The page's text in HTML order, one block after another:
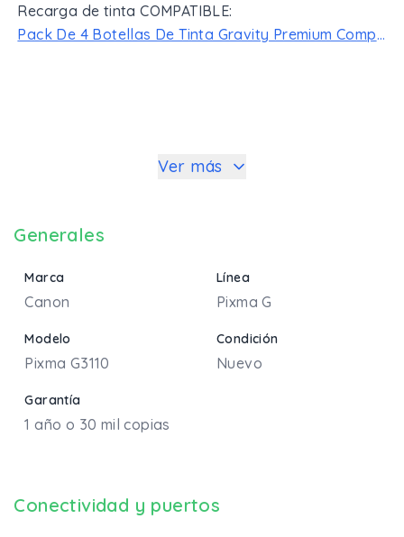
Recarga de tinta COMPATIBLE:
Pack De 4 Botellas De Tinta Gravity Premium Compatibles Canon GI-190
Ver más
Generales
Marca
Canon
Línea
Pixma G
Modelo
Pixma G3110
Condición
Nuevo
Garantía
1 año o 30 mil copias
Conectividad y puertos